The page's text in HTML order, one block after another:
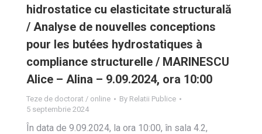
hidrostatice cu elasticitate structurală
/ Analyse de nouvelles conceptions
pour les butées hydrostatiques à
compliance structurelle / MARINESCU
Alice – Alina – 9.09.2024, ora 10:00
Teze de doctorat / online By Relatii Publice
5 septembrie 2024
În data de 9.09.2024, la ora 10:00, în sala 4.2,